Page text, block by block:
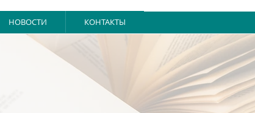
НОВОСТИ КОНТАКТЫ